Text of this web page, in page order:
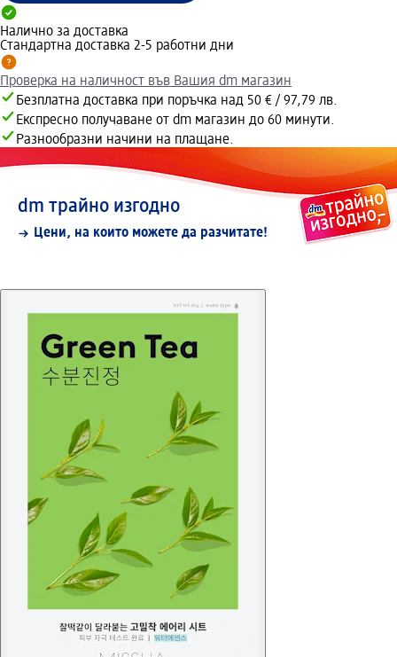
Налично за доставка
Стандартна доставка 2-5 работни дни
Проверка на наличност във Вашия dm магазин
Безплатна доставка при поръчка над 50 € / 97,79 лв.
Експресно получаване от dm магазин до 60 минути.
Разнообразни начини на плащане.
dm трайно изгодно
Цени, на които можете да разчитате!